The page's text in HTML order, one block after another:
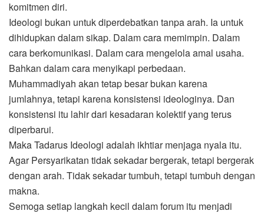
komitmen diri.
Ideologi bukan untuk diperdebatkan tanpa arah. Ia untuk
dihidupkan dalam sikap. Dalam cara memimpin. Dalam
cara berkomunikasi. Dalam cara mengelola amal usaha.
Bahkan dalam cara menyikapi perbedaan.
Muhammadiyah akan tetap besar bukan karena
jumlahnya, tetapi karena konsistensi ideologinya. Dan
konsistensi itu lahir dari kesadaran kolektif yang terus
diperbarui.
Maka Tadarus Ideologi adalah ikhtiar menjaga nyala itu.
Agar Persyarikatan tidak sekadar bergerak, tetapi bergerak
dengan arah. Tidak sekadar tumbuh, tetapi tumbuh dengan
makna.
Semoga setiap langkah kecil dalam forum itu menjadi